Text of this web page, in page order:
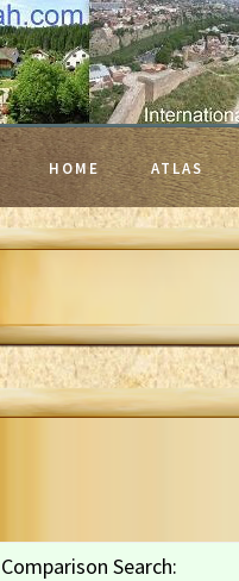
HOME ATLAS
Comparison Search: